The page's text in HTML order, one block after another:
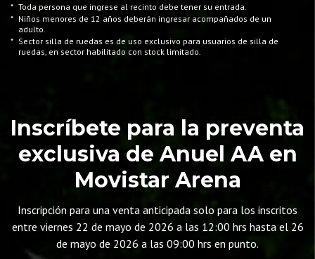
* Toda persona que ingrese al recinto debe tener su entrada.
* Niños menores de 12 años deberán ingresar acompañados de un
adulto.
* Sector silla de ruedas es de uso exclusivo para usuarios de silla de
ruedas, en sector habilitado con stock limitado.
Inscríbete para la preventa
exclusiva de Anuel AA en
Movistar Arena
Inscripción para una venta anticipada solo para los inscritos
entre viernes 22 de mayo de 2026 a las 12:00 hrs hasta el 26
de mayo de 2026 a las 09:00 hrs en punto.